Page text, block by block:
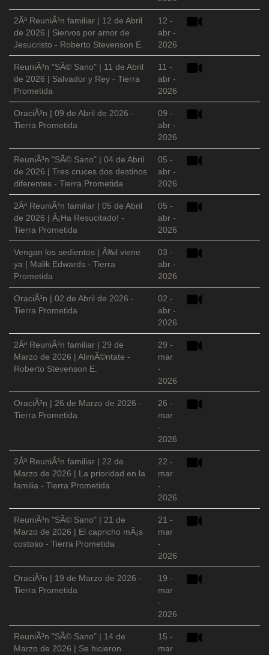
2Âª ReuniÃ³n familiar | 12 de Abril
de 2026 | Siervos por amor de
Jesucristo - Roberto Stevenson E.
12 -
abr -
2026
ReuniÃ³n "SÃ© Sano" | 11 de Abril
de 2026 | Salvador y Rey - Tierra
Prometida
11 -
abr -
2026
OraciÃ³n | 09 de Abril de 2026 -
Tierra Prometida
09 -
abr -
2026
ReuniÃ³n "SÃ© Sano" | 04 de Abril
de 2026 | Tres cruces dos destinos
diferentes - Tierra Prometida
05 -
abr -
2026
2Âª ReuniÃ³n familiar | 05 de Abril
de 2026 | Â¡Ha Resucitado! -
Tierra Prometida
05 -
abr -
2026
Vengan los sedientos | Ã‰l viene
ya | Malik Edwards - Tierra
Prometida
03 -
abr -
2026
OraciÃ³n | 02 de Abril de 2026 -
Tierra Prometida
02 -
abr -
2026
2Âª ReuniÃ³n familiar | 29 de
Marzo de 2026 | AlimÃ©ntate -
Roberto Stevenson E.
29 -
mar
-
2026
OraciÃ³n | 26 de Marzo de 2026 -
Tierra Prometida
26 -
mar
-
2026
2Âª ReuniÃ³n familiar | 22 de
Marzo de 2026 | La prioridad en la
familia - Tierra Prometida
22 -
mar
-
2026
ReuniÃ³n "SÃ© Sano" | 21 de
Marzo de 2026 | El capricho mÃ¡s
costoso - Tierra Prometida
21 -
mar
-
2026
OraciÃ³n | 19 de Marzo de 2026 -
Tierra Prometida
19 -
mar
-
2026
ReuniÃ³n "SÃ© Sano" | 14 de
Marzo de 2026 | Se hicieron
15 -
mar